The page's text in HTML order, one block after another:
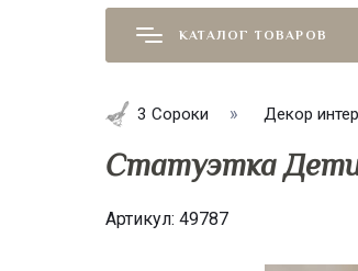
КАТАЛОГ ТОВАРОВ
3 Сороки Декор
Статуэтка Дети
Артикул: 49787